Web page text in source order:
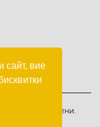
сайт, вие
права запазени.